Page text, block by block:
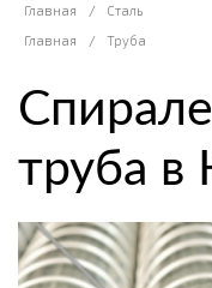
Главная /
Сталь
Главная
/ Труба
труба в